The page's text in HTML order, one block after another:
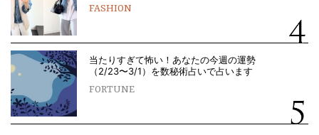
FASHION
当たりすぎて怖い！あなたの今週の運勢
（2/23〜3/1）を数秘術占いで占います
FORTUNE